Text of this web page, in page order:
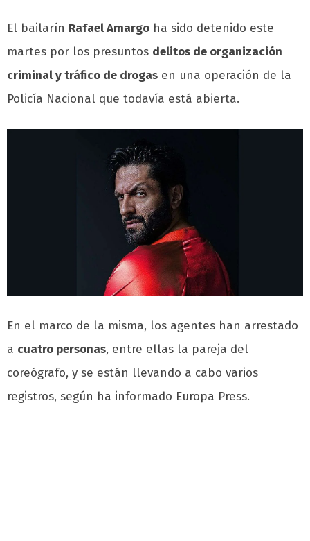
El bailarín Rafael Amargo ha sido detenido este
martes por los presuntos delitos de organización
criminal y tráfico de drogas en una operación de la
Policía Nacional que todavía está abierta.
En el marco de la misma, los agentes han arrestado
a cuatro personas, entre ellas la pareja del
coreógrafo, y se están llevando a cabo varios
registros, según ha informado Europa Press.